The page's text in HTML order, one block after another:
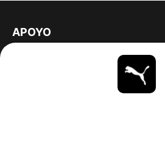
APOYO